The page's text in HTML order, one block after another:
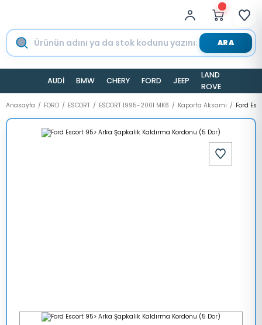
ARA
AUDİ BMW CHERY FORD JEEP
LAND
ROVER
Anasayfa FORD ESCORT ESCORT 1995-2001 MK6 Kaporta Aksamı Ford